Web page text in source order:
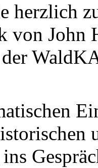
herzlich
von John